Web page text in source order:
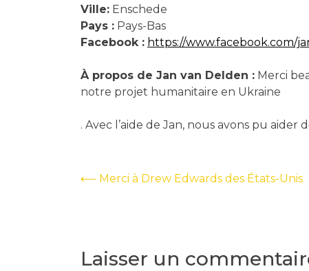
Ville: Enschede
Pays : Pays-Bas
Facebook : https://www.facebook.com/
À propos de Jan van Delden : Merci
notre projet humanitaire en Ukraine
. Avec l’aide de Jan, nous avons pu
Navigation
⟵ Merci à Drew Edwards des États-Unis
Laisser un